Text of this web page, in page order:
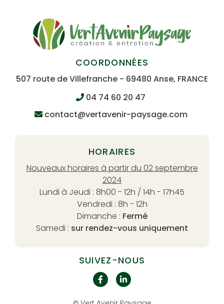
COORDONNÉES
507 route de Villefranche - 69480 Anse, FRANCE
04 74 60 20 47
contact@vertavenir-paysage.com
HORAIRES
Nouveaux horaires à partir du 02 septembre
2024
Lundi à Jeudi : 8h00 - 12h / 14h - 17h45
Vendredi : 8h - 12h
Dimanche : Fermé
Samedi : sur rendez-vous uniquement
SUIVEZ-NOUS